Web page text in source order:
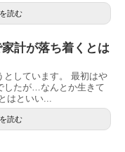
読む
計が落ち着くとは
としています。 最初はや
したが…なんとか生きて
はといい...
読む